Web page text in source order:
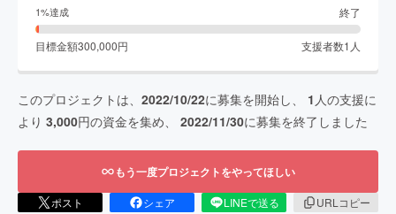
1%達成 終了
目標金額300,000円 支援者数1 人
このプロジェクトは、 2022/10/22に募集を開始し、 1 人の支援に
より 3,000円の資金を集め、 2022/11/30に募集を終了しました
もう一度プロジェクトをやってほしい
ポスト シェア LINEで送る
URLコピー